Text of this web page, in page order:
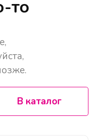
то
В каталог